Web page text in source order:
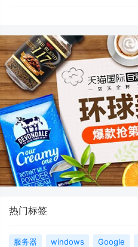
热门标签
服务器 windows Google